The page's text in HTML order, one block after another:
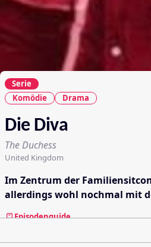
Serie
Komödie
Drama
Die Diva
The Duchess
United Kingdom
Im Zentrum der
allerdings wohl nochmal mit
Episodenguide